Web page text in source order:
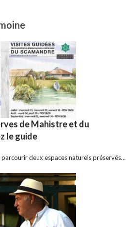
de Mahistre et du
le guide
deux espaces naturels préservés…